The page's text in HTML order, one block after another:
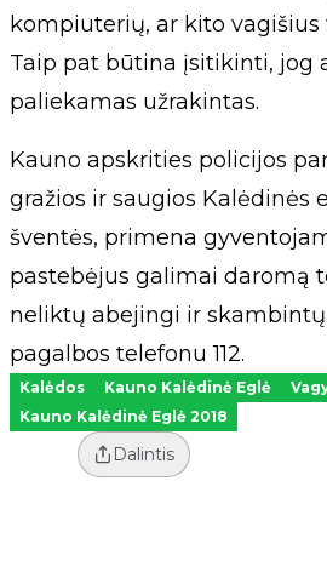
kompiuterių, ar kito vagišius
Taip pat būtina įsitikinti, jog
paliekamas užrakintas.
Kauno apskrities policijos
gražios ir saugios Kalėdinės
šventės, primena
pastebėjus galimai daromą
neliktų abejingi ir
pagalbos telefonu 112.
Kalėdos Kauno Kalėdinė Eglė
Kauno Kalėdinė Eglė 2018
Dalintis